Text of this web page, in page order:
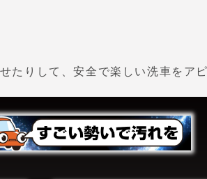
りして、安全で楽しい洗車をアピ